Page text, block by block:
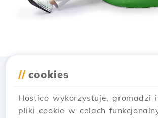
// cookies
Hostico wykorzystuje, gromadzi
pliki cookie w celach
Pobierz aplikację